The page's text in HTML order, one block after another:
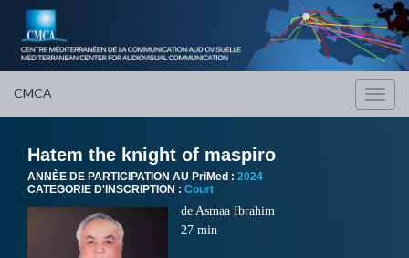
CMCA
Hatem the knight of maspiro
ANNÈE DE PARTICIPATION AU PriMed : 2024
CATEGORIE D'INSCRIPTION : Court
de Asmaa Ibrahim
27 min